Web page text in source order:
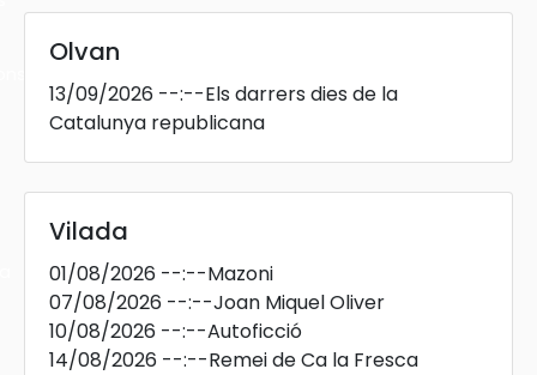
Olvan
13/09/2026 --:--Els darrers dies de la
Catalunya republicana
Vilada
01/08/2026 --:--Mazoni
07/08/2026 --:--Joan Miquel Oliver
10/08/2026 --:--Autoficció
14/08/2026 --:--Remei de Ca la Fresca